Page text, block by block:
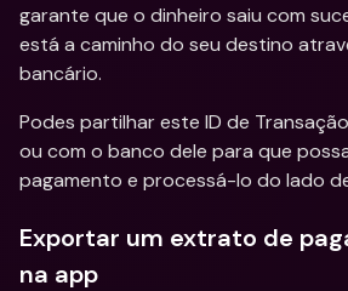
garante que o dinheiro saiu com
está a caminho do seu destino
bancário.
Podes partilhar este ID de
ou com o banco dele para que
pagamento e processá-lo do lado
Exportar um extrato de
na app